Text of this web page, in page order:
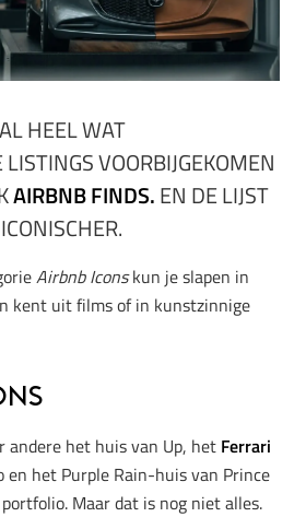
HEEL WAT
VOORBIJGEKOMEN
AIRBNB FINDS.EN DE LIJST
Airbnb Iconskun je slapen in
kent uit films of in kunstzinnige
andere het huis van Up, het Ferrari
en het Purple Rain-huis van Prince
Maar dat is nog niet alles.